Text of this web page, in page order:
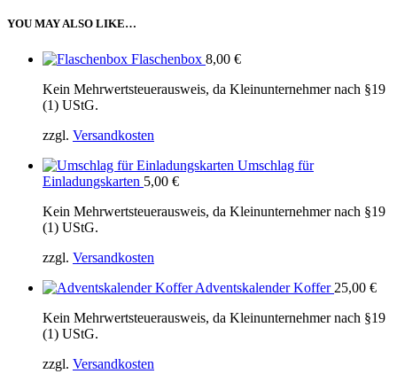
YOU MAY ALSO LIKE…
Flaschenbox 8,00 €
Kein Mehrwertsteuerausweis, da Kleinunternehmer nach §19
(1) UStG.
zzgl. Versandkosten
Umschlag für
Einladungskarten 5,00 €
Kein Mehrwertsteuerausweis, da Kleinunternehmer nach §19
(1) UStG.
zzgl. Versandkosten
Adventskalender Koffer 25,00 €
Kein Mehrwertsteuerausweis, da Kleinunternehmer nach §19
(1) UStG.
zzgl. Versandkosten